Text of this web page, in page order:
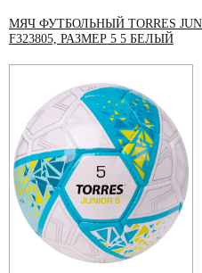
МЯЧ ФУТБОЛЬНЫЙ TORRES
F323805, РАЗМЕР 5 5 БЕЛЫЙ